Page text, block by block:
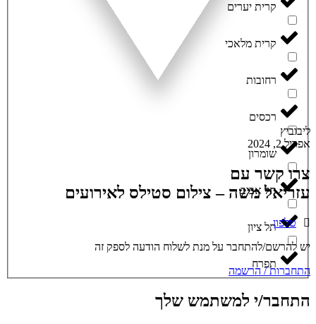
קרית יערים
קרית מלאכי
רחובות
רכסים
שומרון
תל אביב
תל ציון
תפרח
ליבוביץ
אפריל 2, 2024
צרו קשר עם
עזריאל משה – צילום סטילס לאירועים
טלפון
יש להרשם/להתחבר על מנת לשלוח הודעה לספק זה
התחברות / הרשמה
התחבר/י למשתמש שלך